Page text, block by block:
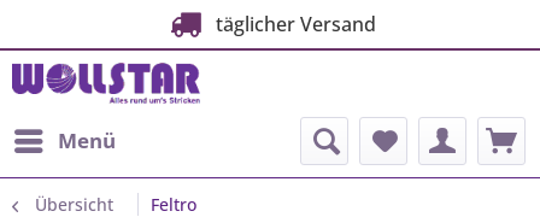
täglicher Versand
Menü
Übersicht Feltro